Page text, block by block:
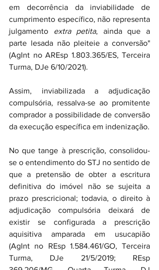
em decorrência da inviabilidade de
cumprimento específico, não representa
julgamento extra petita, ainda que a
parte lesada não pleiteie a conversão"
(AgInt no AREsp 1.803.365/ES, Terceira
Turma, DJe 6/10/2021).
Assim, inviabilizada a adjudicação
compulsória, ressalva-se ao promitente
comprador a possibilidade de conversão
da execução específica em indenização.
No que tange à prescrição, consolidou-
se o entendimento do STJ no sentido de
que a pretensão de obter a escritura
definitiva do imóvel não se sujeita a
prazo prescricional; todavia, o direito à
adjudicação compulsória deixará de
existir se configurada a prescrição
aquisitiva amparada em usucapião
(AgInt no REsp 1.584.461/GO, Terceira
Turma, DJe 21/5/2019; REsp